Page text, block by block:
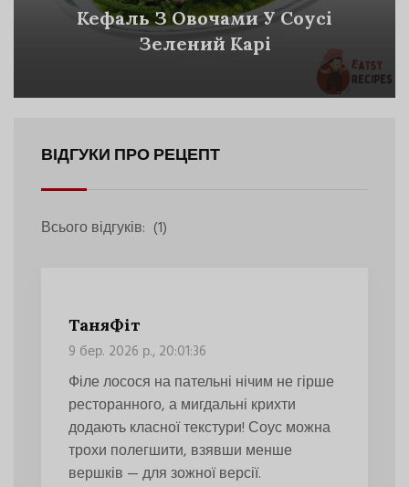
Кефаль З Овочами У Соусі
Зелений Карі
ВІДГУКИ ПРО РЕЦЕПТ
Всього відгуків: (1)
ТаняФіт
9 бер. 2026 р., 20:01:36
Філе лосося на пательні нічим не гірше
ресторанного, а мигдальні крихти
додають класної текстури! Соус можна
трохи полегшити, взявши менше
вершків — для зожної версії.